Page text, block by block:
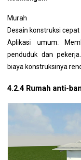
Murah
Desain konstruksi cepat
Aplikasi umum:
penduduk dan pekerja.
biaya konstruksinya
4.2.4 Rumah anti-